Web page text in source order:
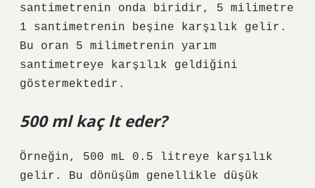
santimetrenin onda biridir, 5 milimetre
1 santimetrenin beşine karşılık gelir.
Bu oran 5 milimetrenin yarım
santimetreye karşılık geldiğini
göstermektedir.
500 ml kaç lt eder?
Örneğin, 500 mL 0.5 litreye karşılık
gelir. Bu dönüşüm genellikle düşük